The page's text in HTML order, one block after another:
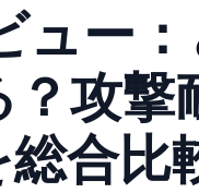
ュー
攻撃
合比